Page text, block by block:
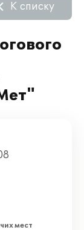
К списку
мест